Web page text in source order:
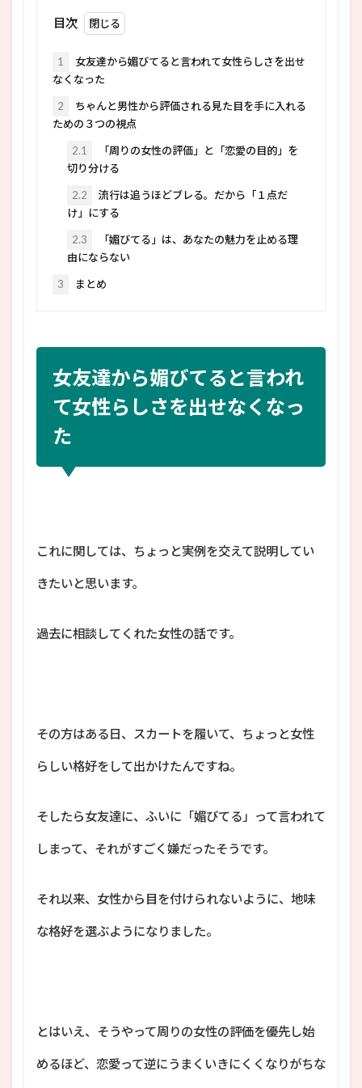
目次
1
女友達から媚びてると言われて女性らしさを出せ
なくなった
2
ちゃんと男性から評価される見た目を手に入れる
ための３つの視点
2.1
「周りの女性の評価」と「恋愛の目的」を
切り分ける
2.2
流行は追うほどブレる。だから「１点だ
け」にする
2.3
「媚びてる」は、あなたの魅力を止める理
由にならない
3 まとめ
女友達から媚びてると言われ
て女性らしさを出せなくなっ
た
これに関しては、ちょっと実例を交えて説明してい
きたいと思います。
過去に相談してくれた女性の話です。
その方はある日、スカートを履いて、ちょっと女性
らしい格好をして出かけたんですね。
そしたら女友達に、ふいに「媚びてる」って言われて
しまって、それがすごく嫌だったそうです。
それ以来、女性から目を付けられないように、地味
な格好を選ぶようになりました。
とはいえ、そうやって周りの女性の評価を優先し始
めるほど、恋愛って逆にうまくいきにくくなりがちな